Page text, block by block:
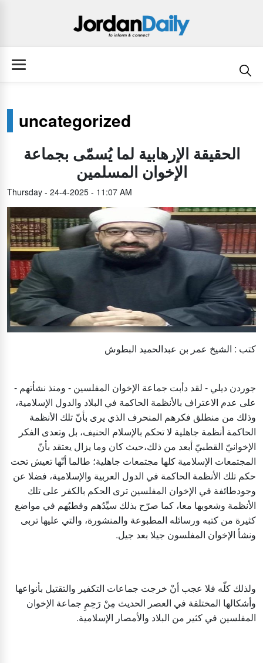
uncategorized
الحقيقة الإرهابية لما يُسمّى بجماعة
الإخوان المسلمين
Thursday - 24-4-2025 - 11:07 AM
كتب : الشيخ عمر بن عبدالحميد البطوش
جوردن ديلي - لقد دأبت جماعة الإخوان المفلسين - ومنذ نشأتهم -
على عدم الاعتراف بالأنظمة الحاكمة في البلاد والدول الإسلامية،
وذلك من منطلق فكرهم المنحرف الذي يرى بأنّ تلك الأنظمة
الحاكمة أنظمة جاهلية لا تحكم بالإسلام الحنيف، بل وتعدى الفكر
الإخوانيّ القطبيّ أبعد من ذلك،حيث كان وما يزال يعتقد بأنّ
المجتمعات الإسلامية كلها مجتمعات جاهلية؛ طالما أنّها تعيش تحت
حكم تلك الأنظمة الحاكمة في الدول العربية والإسلامية، فضلا عن
وجودطائفة في الإخوان المفلسين ترى الحكم بالكفر على تلك
الأنظمة وشعوبها معا، كما صرّح بذلك سيِّدُهم وقطبُهم في مواضع
كثيرة من كتبه ورسائله المطبوعة والمنشورة، والتي عليها تربى
ونشأ الإخوان المفلسون جيلا بعد جيل.
‎ولذلك كلّه فلا عجب أنْ خرجت جماعات التكفير والتقتيل بأنواعها
وأشكالها المختلفة في العصر الحديث مِنْ رَحِمِ جماعة الإخوان
المفلسين في كثير من البلاد والأمصار الإسلامية.